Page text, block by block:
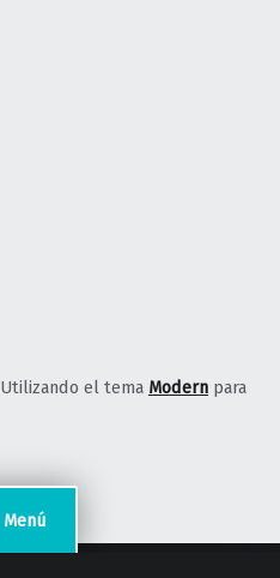
Menú
Utilizando el tema Modern para